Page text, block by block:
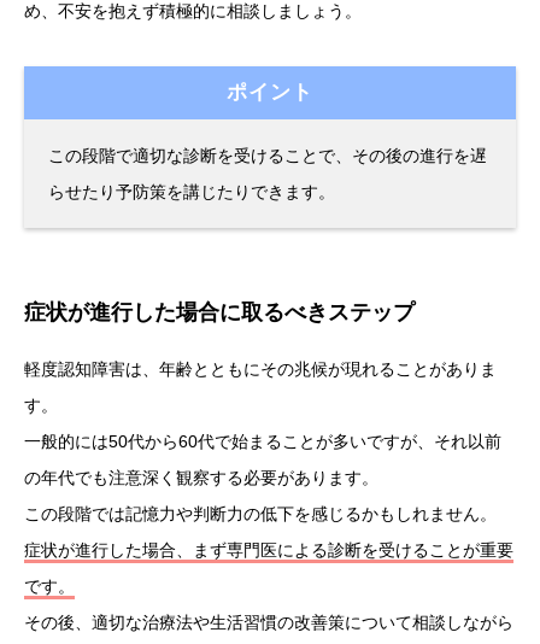
め、不安を抱えず積極的に相談しましょう。
ポイント
この段階で適切な診断を受けることで、その後の進行を遅
らせたり予防策を講じたりできます。
症状が進行した場合に取るべきステップ
軽度認知障害は、年齢とともにその兆候が現れることがありま
す。
一般的には50代から60代で始まることが多いですが、それ以前
の年代でも注意深く観察する必要があります。
この段階では記憶力や判断力の低下を感じるかもしれません。
症状が進行した場合、まず専門医による診断を受けることが重要
です。
その後、適切な治療法や生活習慣の改善策について相談しながら